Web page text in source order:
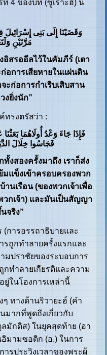
ที่ 4 ของบท (ซูเราะฮ์) นี้
وَقَضَیْنَا إِلَى بَنِی
مَرَّتَیْنِ
อิสรออีลไว้ในคัมภีร์ (เตา
อการเสียหายในแผ่นดิน
ะก่อการกำเริบเสิบสาน
งยิ่งนัก”
ทรงตรัสว่า :
فَإِذَا جَاءَ وَعْدُ أُولَاهُمَا
فَجَاسُوا خِلَالَ
งสองครั้งมาถึง เราก็ส่ง
มแข็งเข้าครอบครองพวก
านเรือน (ของพวกเจ้าเพื่อ
กเจ้า) และมันเป็นสัญญา
จริง”
(การอรรถาธิบายและ
ถูกทำลายครั้งแรกและ
มปราชัยของระบอบการ
กทำลายเกียรติและความ
ยู่ในโองการเหล่านี้
ทางด้านริวายะฮ์ (คำ
มากที่พูดถึงเกี่ยวกับ
ลมักดิส) ในยุคสุดท้าย (อา
มามซอดิก (อ.) ในการ
รประวิงเวลาของพระผู้